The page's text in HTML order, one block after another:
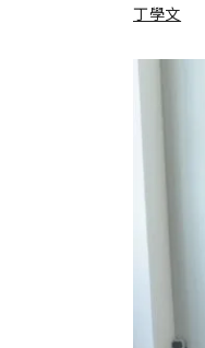
丁學文